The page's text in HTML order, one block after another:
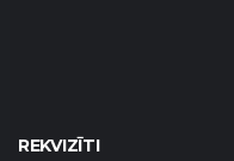
REKVIZĪTI